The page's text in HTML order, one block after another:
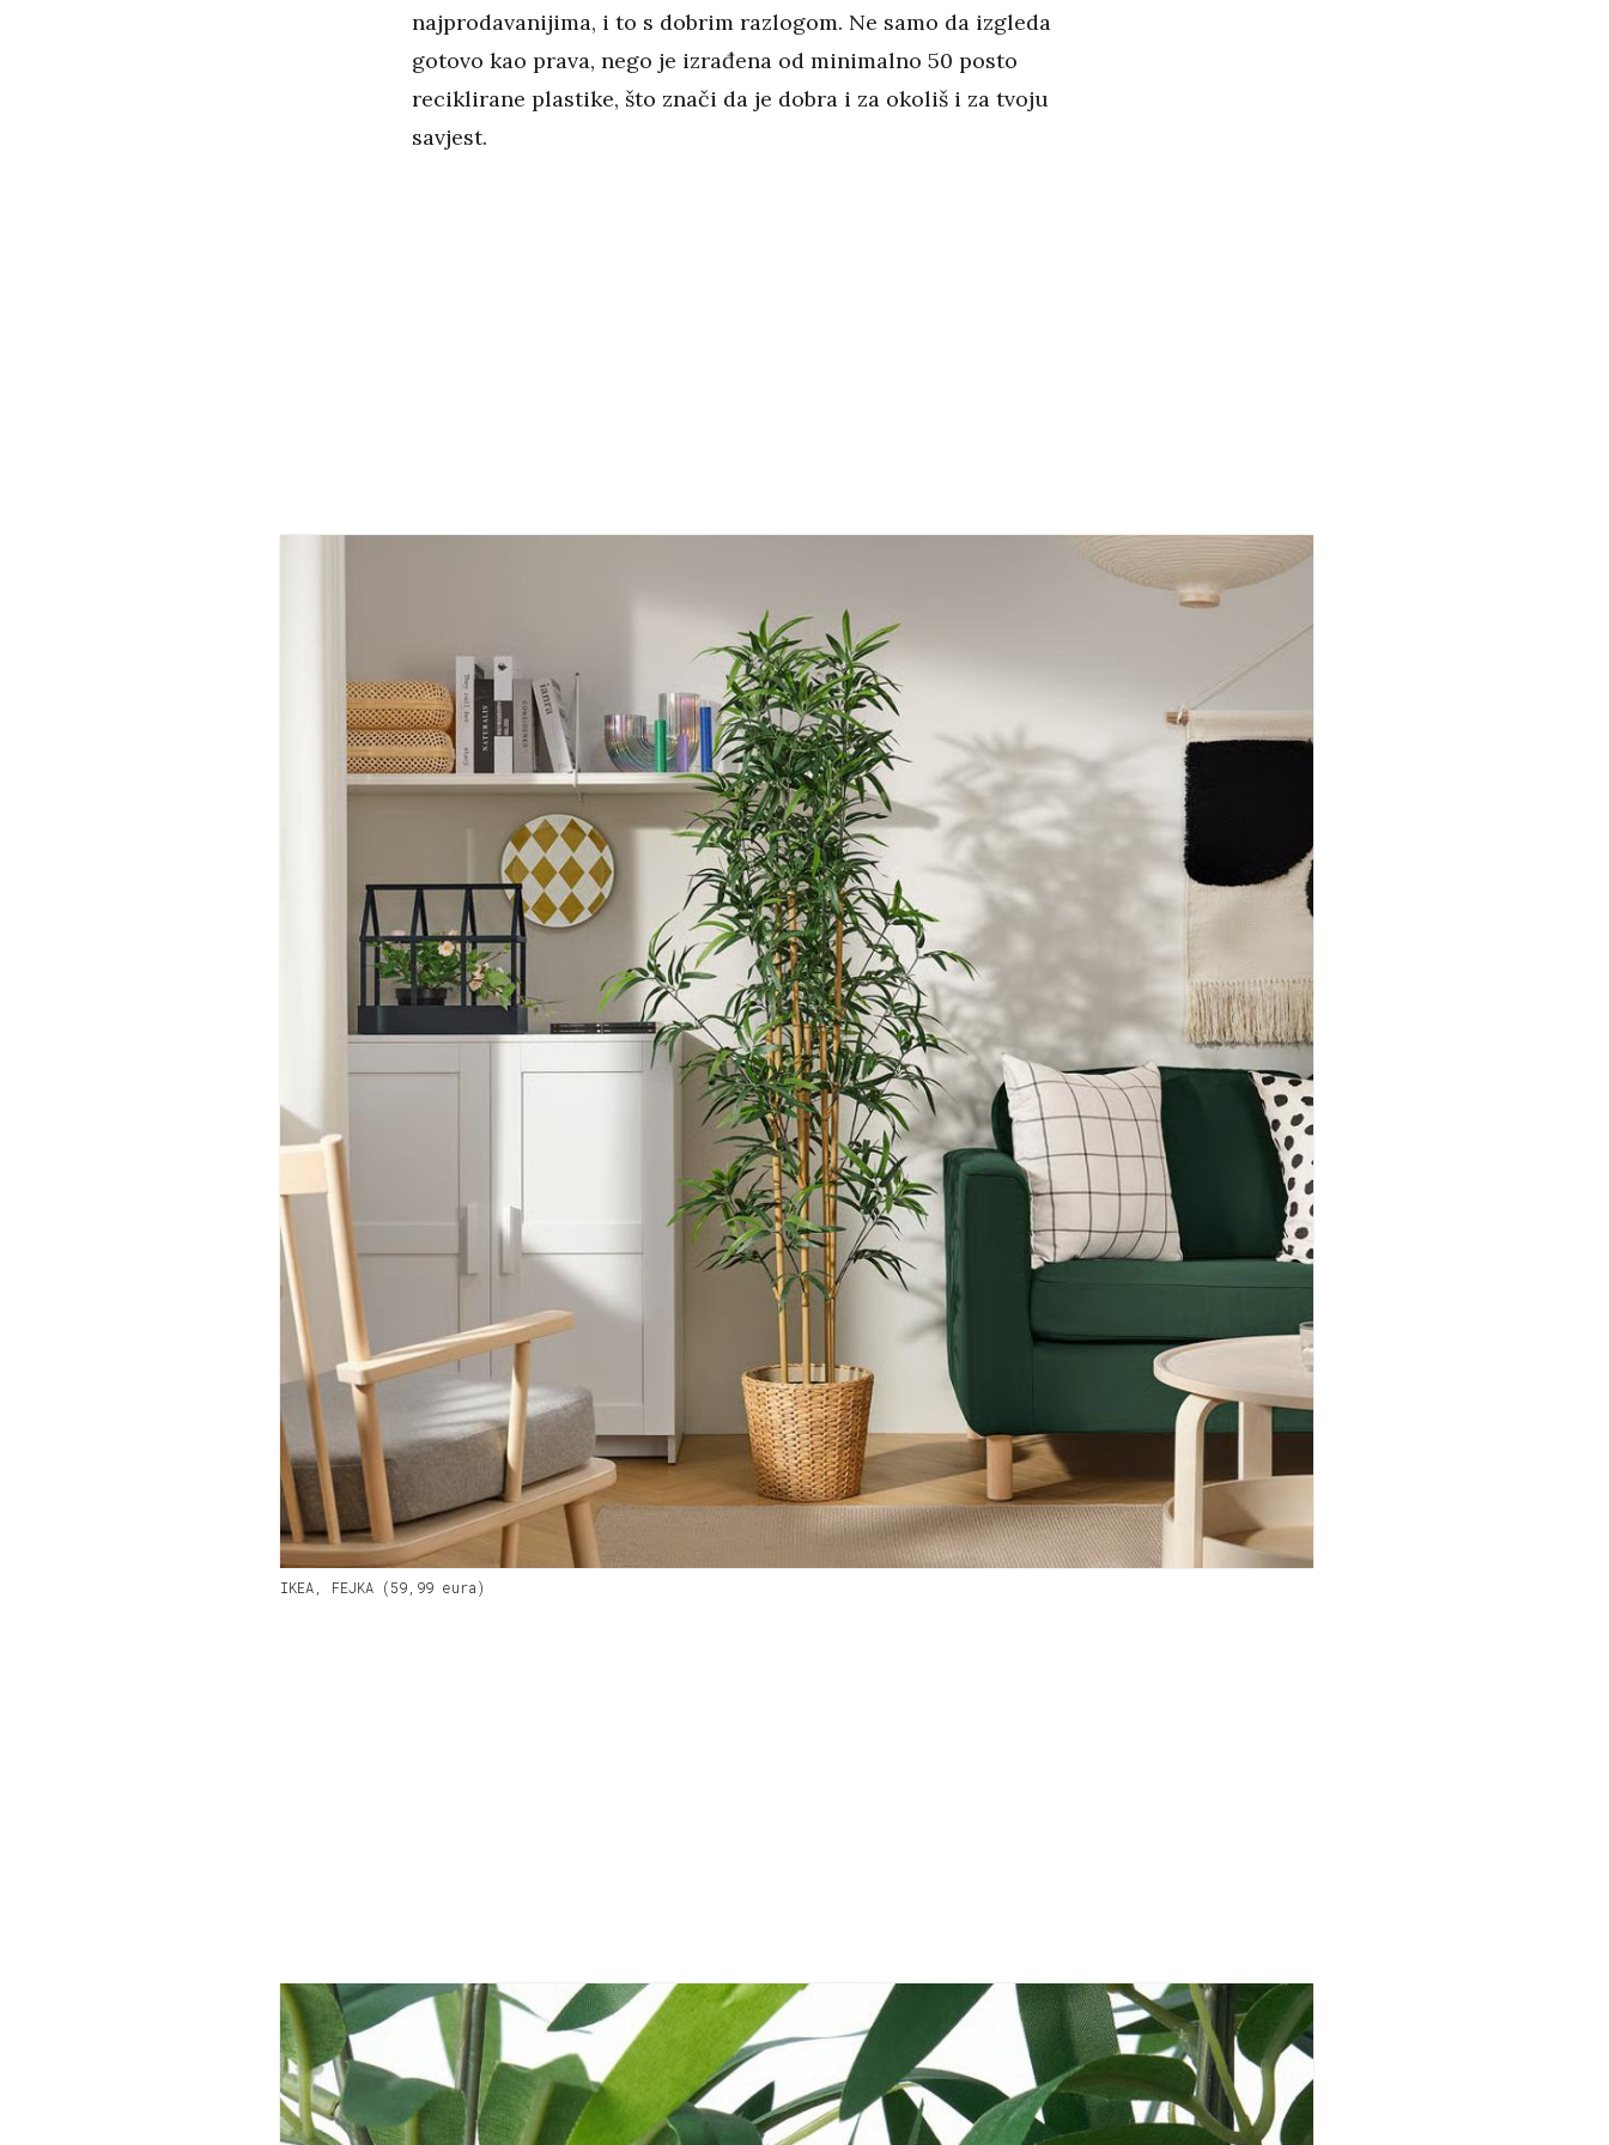
najprodavanijima, i to s dobrim razlogom. Ne samo da izgleda
gotovo kao prava, nego je izrađena od minimalno 50 posto
reciklirane plastike, što znači da je dobra i za okoliš i za tvoju
savjest.
IKEA, FEJKA (59,99 eura)